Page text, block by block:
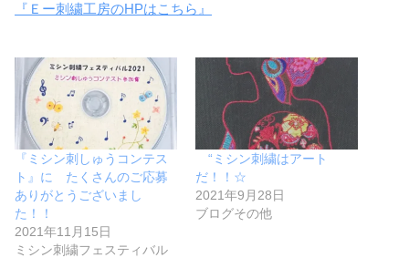
『Ｅー刺繍工房のHPはこちら』
『ミシン刺しゅうコンテス
ト』に たくさんのご応募
ありがとうございまし
た！！
2021年11月15日
ミシン刺繍フェスティバル
“ミシン刺繍はアート
だ！！☆
2021年9月28日
ブログその他